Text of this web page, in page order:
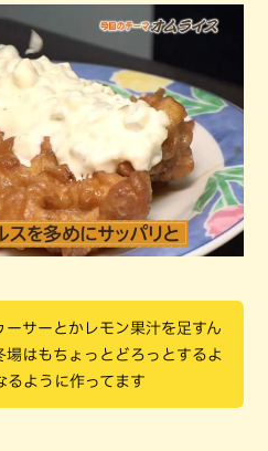
ーサーとかレモン果汁を足すん
場はもちょっとどろっとするよ
るように作ってます